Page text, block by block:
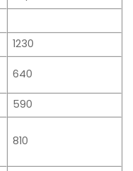
1230
640
590
810